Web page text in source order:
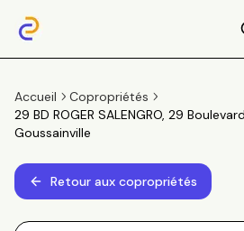
Accueil
Copropriétés
29 BD ROGER SALENGRO, 29
Goussainville
Retour aux copropriétés